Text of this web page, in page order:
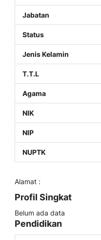
Jabatan
Status
Jenis Kelamin
T.T.L
Agama
NIK
NIP
NUPTK
Alamat :
Profil Singkat
Belum ada data
Pendidikan